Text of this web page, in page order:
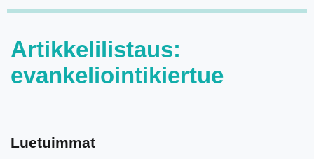
Artikkelilistaus:
evankeliointikiertue
Luetuimmat